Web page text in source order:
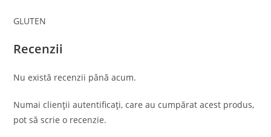
GLUTEN
Recenzii
Nu există recenzii până acum.
Numai clienții autentificați, care au cumpărat acest produs,
pot să scrie o recenzie.